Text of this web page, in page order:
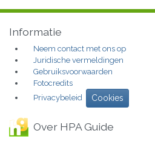
Informatie
Neem contact met ons op
Juridische vermeldingen
Gebruiksvoorwaarden
Fotocredits
Privacybeleid
Cookies
Over HPA Guide